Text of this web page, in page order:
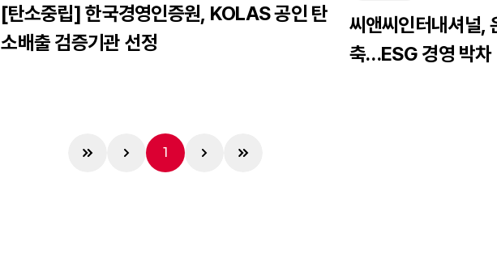
[탄소중립] 한국경영인증원, KOLAS 공인 탄
소배출 검증기관 선정
씨앤씨인터내셔널,
축…ESG 경영 박차
1